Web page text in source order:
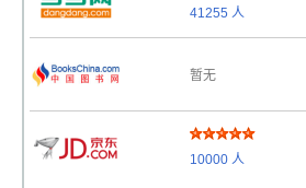
41255 人
暂无
10000 人